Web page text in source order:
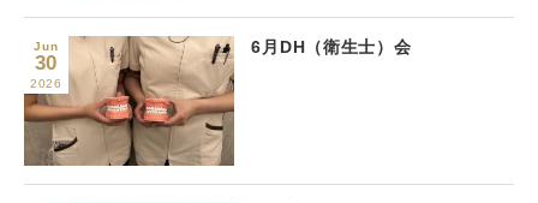
Jun
30
2026
6月DH（衛生士）会